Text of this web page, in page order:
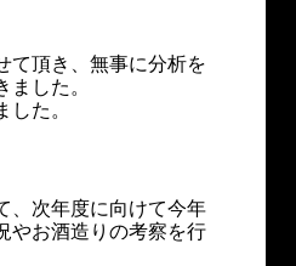
て頂き、無事に分析を
ました。
した。
、次年度に向けて今年
やお酒造りの考察を行